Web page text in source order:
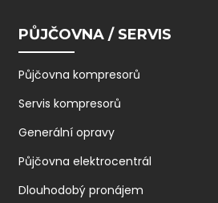
PŮJČOVNA / SERVIS
Půjčovna kompresorů
Servis kompresorů
Generální opravy
Půjčovna elektrocentrál
Dlouhodobý pronájem